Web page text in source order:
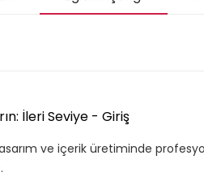
İleri Seviye - Giriş
ve içerik üretiminde